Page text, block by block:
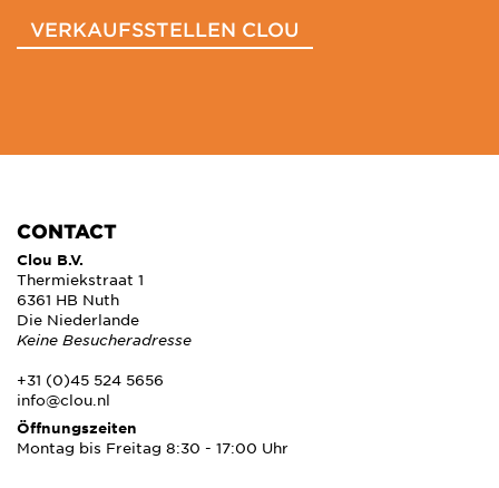
VERKAUFSSTELLEN CLOU
CONTACT
Clou B.V.
Thermiekstraat 1
6361 HB Nuth
Die Niederlande
Keine Besucheradresse
+31 (0)45 524 5656
info@clou.nl
Öffnungszeiten
Montag bis Freitag 8:30 - 17:00 Uhr